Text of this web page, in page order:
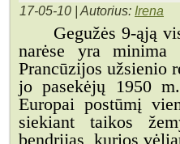
17-05-10 | Autorius: Irena
Gegužės 9-ąją
narėse yra minima
Prancūzijos užsienio
jo pasekėjų 1950
Europai postūmį
siekiant taikos
bendrijas, kurios